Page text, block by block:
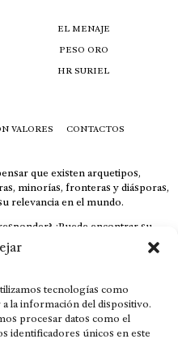
tecnologías como
la información del dispositivo.
procesar datos como el
identificadores únicos en este
EL MENAJE
PESO ORO
HR SURIEL
VALORES CONTACTOS
que existen arquetipos,
minorías, fronteras y diásporas,
relevancia en el mundo.
¿Puede encontrar su
receptor cuestionado espacio y
De no ser así, el que
exclusivamente a la sangre; seres
suelen pesar más que los
estas dos versiones de seres